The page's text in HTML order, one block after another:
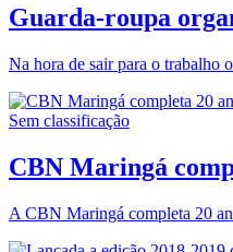
Guarda-roupa
Na hora de sair para o trabalho
Sem classificação
CBN Maringá
A CBN Maringá completa 20